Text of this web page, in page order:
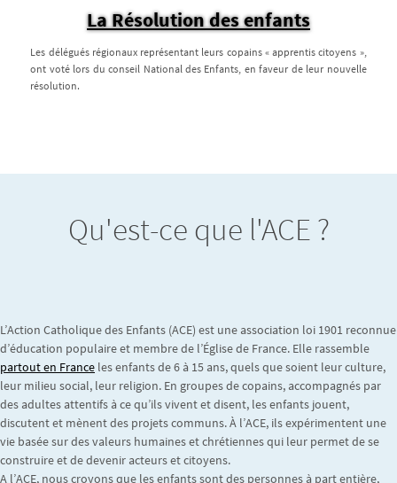
La Résolution des enfants
Les délégués régionaux représentant leurs copains « apprentis citoyens »,
ont voté lors du conseil National des Enfants, en faveur de leur nouvelle
résolution.
Qu'est-ce que l'ACE ?
L’Action Catholique des Enfants (ACE) est une association loi 1901 reconnue
d’éducation populaire et membre de l’Église de France. Elle rassemble
partout en France les enfants de 6 à 15 ans, quels que soient leur culture,
leur milieu social, leur religion. En groupes de copains, accompagnés par
des adultes attentifs à ce qu’ils vivent et disent, les enfants jouent,
discutent et mènent des projets communs. À l’ACE, ils expérimentent une
vie basée sur des valeurs humaines et chrétiennes qui leur permet de se
construire et de devenir acteurs et citoyens.
A l’ACE, nous croyons que les enfants sont des personnes à part entière,